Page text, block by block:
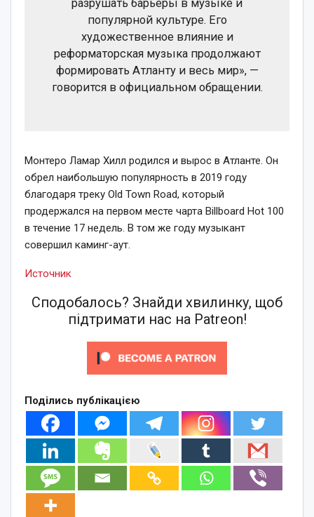
разрушать барьеры в музыке и
популярной культуре. Его
художественное влияние и
реформаторская музыка продолжают
формировать Атланту и весь мир», —
говорится в официальном обращении.
Монтеро Ламар Хилл родился и вырос в Атланте. Он
обрел наибольшую популярность в 2019 году
благодаря треку Old Town Road, который
продержался на первом месте чарта Billboard Hot 100
в течение 17 недель. В том же году музыкант
совершил каминг-аут.
Источник
Сподобалось? Знайди хвилинку, щоб
підтримати нас на Patreon!
Поділись публікацією